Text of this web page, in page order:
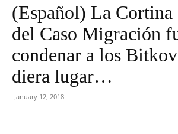
(Español) La Cortina
del Caso Migración
condenar a los
diera lugar…
January 12, 2018